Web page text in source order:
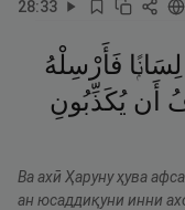
28:33
لِسَانًۭا فَأَرْسِلْهُ
أَن يُكَذِّبُونِ
Ва ахӣ Ҳаруну ҳува
ан юсаддиқуни инни